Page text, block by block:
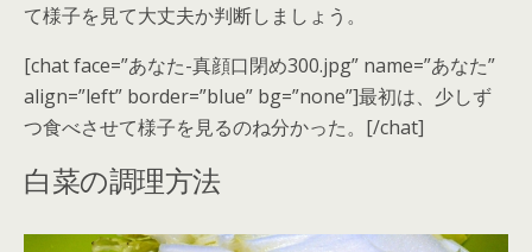
て様子を見て大丈夫か判断しましょう。
[chat face=”あなた-真顔口閉め300.jpg” name=”あなた”
align=”left” border=”blue” bg=”none”]最初は、少しず
つ食べさせて様子を見るのね分かった。[/chat]
白菜の調理方法